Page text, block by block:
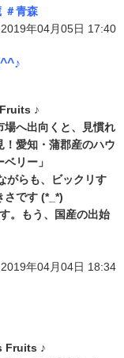
＃青森
2019年04月05日 17:40
♪
場へ出向くと、見慣れ
！愛知・蒲郡産のハウ
リー」
がらも、ビックリす
さです (*_*)
。もう、国産の出始
2019年04月04日 18:34
Fruits ♪